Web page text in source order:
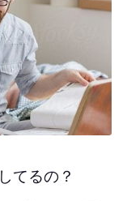
てるの？